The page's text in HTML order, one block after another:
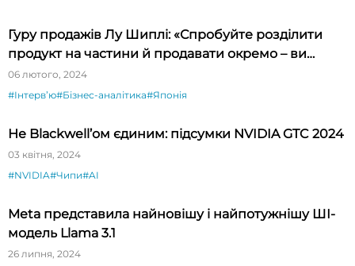
Гуру продажів Лу Шиплі: «Спробуйте розділити
продукт на частини й продавати окремо – ви
будете вражені»
06 лютого, 2024
#Інтервʼю#Бізнес-аналітика#Японія
Не Blackwell’ом єдиним: підсумки NVIDIA GTC 2024
03 квітня, 2024
#NVIDIA#Чипи#AI
Meta представила найновішу і найпотужнішу ШІ-
модель Llama 3.1
26 липня, 2024